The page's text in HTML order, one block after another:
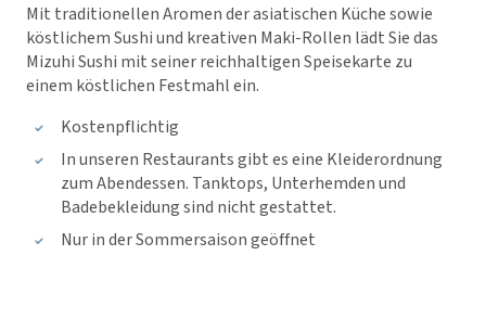
Mit traditionellen Aromen der asiatischen Küche sowie
köstlichem Sushi und kreativen Maki-Rollen lädt Sie das
Mizuhi Sushi mit seiner reichhaltigen Speisekarte zu
einem köstlichen Festmahl ein.
Kostenpflichtig
In unseren Restaurants gibt es eine Kleiderordnung
zum Abendessen. Tanktops, Unterhemden und
Badebekleidung sind nicht gestattet.
Nur in der Sommersaison geöffnet